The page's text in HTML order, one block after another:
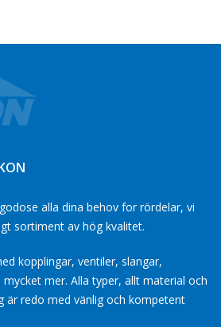
alla dina behov for rördelar, vi
sortiment av hög kvalitet.
kopplingar, ventiler, slangar,
mer. Alla typer, allt material och
är redo med vänlig och kompetent